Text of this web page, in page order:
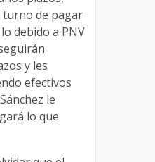
turno de pagar
debido a PNV
y les
efectivos
le
lo que